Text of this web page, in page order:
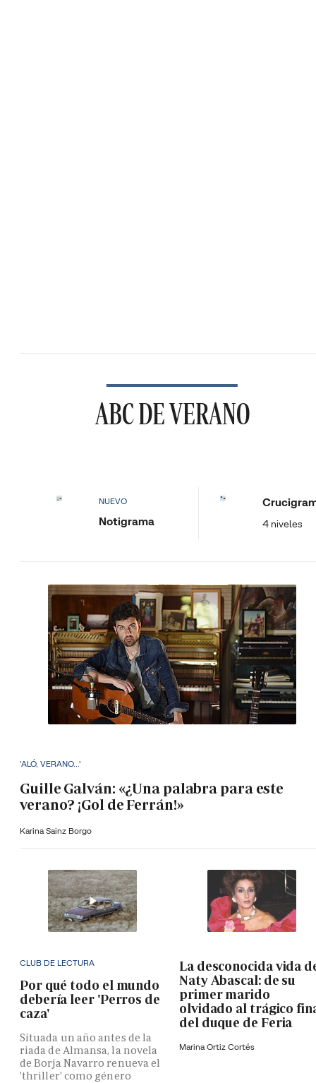
ABC DE VERANO
NUEVO
Notigrama 4 niveles
'ALÓ, VERANO...'
Guille Galván: «¿Una palabra para este
verano? ¡Gol de Ferrán!»
Karina Sainz Borgo
CLUB DE LECTURA
Por qué todo el mundo
debería leer 'Perros de
caza'
Situada un año antes de la
riada de Almansa, la novela
de Borja Navarro renueva el
'thriller' como género
La desconocida vida
Naty Abascal: de su
primer marido
olvidado al trágico
del duque de Feria
Marina Ortiz Cortés